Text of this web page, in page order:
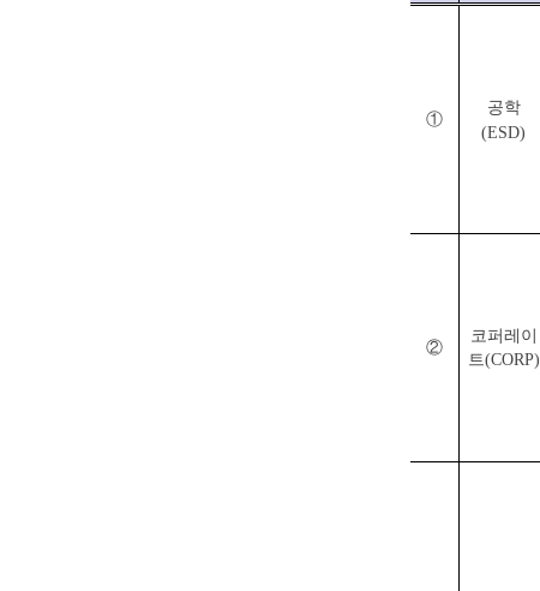
①
공학
(ESD)
②
코퍼레이
트(CORP)